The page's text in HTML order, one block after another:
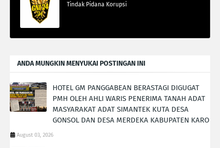
Tindak Pidana Korupsi
ANDA MUNGKIN MENYUKAI POSTINGAN INI
HOTEL GM PANGGABEAN BERASTAGI DIGUGAT
PMH OLEH AHLI WARIS PENERIMA TANAH ADAT
MASYARAKAT ADAT SIMANTEK KUTA DESA
GONSOL DAN DESA MERDEKA KABUPATEN KARO
August 03, 2026